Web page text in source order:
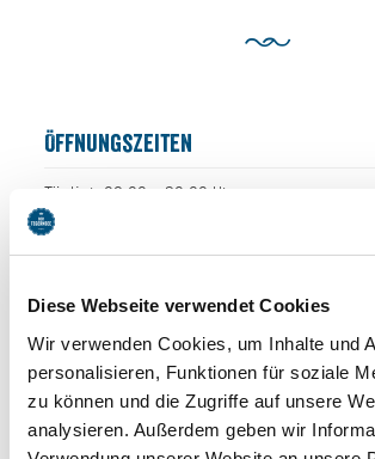
Diese Webseite verwendet Cookies
Wir verwenden Cookies, um Inhalte und
personalisieren, Funktionen für soziale
zu können und die Zugriffe auf unsere
analysieren. Außerdem geben wir
Öffnungszeiten
Täglich 08:00 - 20:00 Uhr